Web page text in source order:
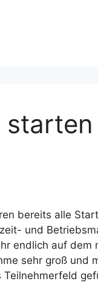
bereits alle
und
endlich auf
sehr groß und